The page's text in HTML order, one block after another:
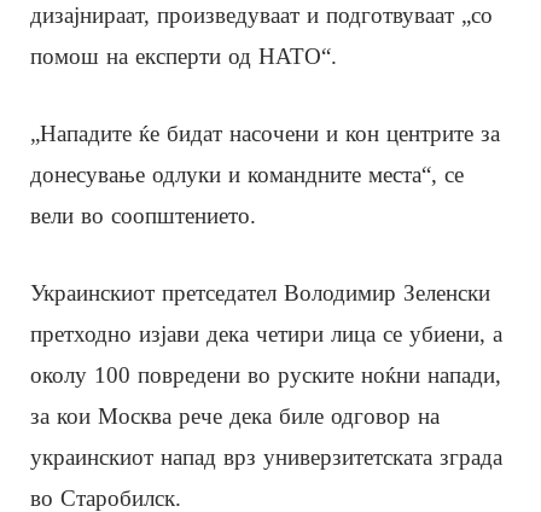
дизајнираат, произведуваат и подготвуваат „со
помош на експерти од НАТО“.
„Нападите ќе бидат насочени и кон центрите за
донесување одлуки и командните места“, се
вели во соопштението.
Украинскиот претседател Володимир Зеленски
претходно изјави дека четири лица се убиени, а
околу 100 повредени во руските ноќни напади,
за кои Москва рече дека биле одговор на
украинскиот напад врз универзитетската зграда
во Старобилск.